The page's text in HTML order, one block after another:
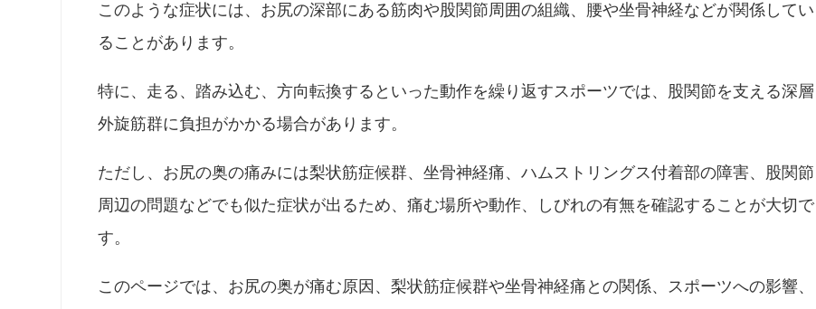
このような症状には、お尻の深部にある筋肉や股関節周囲の組織、腰や坐骨神経などが関係してい
ることがあります。
特に、走る、踏み込む、方向転換するといった動作を繰り返すスポーツでは、股関節を支える深層
外旋筋群に負担がかかる場合があります。
ただし、お尻の奥の痛みには梨状筋症候群、坐骨神経痛、ハムストリングス付着部の障害、股関節
周辺の問題などでも似た症状が出るため、痛む場所や動作、しびれの有無を確認することが大切で
す。
このページでは、お尻の奥が痛む原因、梨状筋症候群や坐骨神経痛との関係、スポーツへの影響、